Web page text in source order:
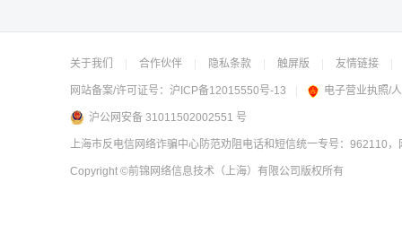
关于我们 合作伙伴 隐私条款 触屏版 友情链接
网站备案/许可证号： 沪ICP备12015550号-13 电子营业执照/
沪公网安备 31011502002551 号
上海市反电信网络诈骗中心防范劝阻电话和短信统一专号：962110
Copyright ©前锦网络信息技术（上海）有限公司 版权所有